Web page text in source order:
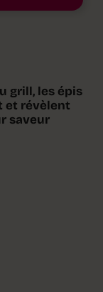
grill, les épis
et révèlent
saveur